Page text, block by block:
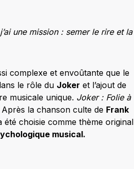
une mission : semer le rire et la
complexe et envoûtante que le
le rôle du Joker et l’ajout de
musicale unique. Joker : Folie à
Après la chanson culte de Frank
été choisie comme thème original
musical.